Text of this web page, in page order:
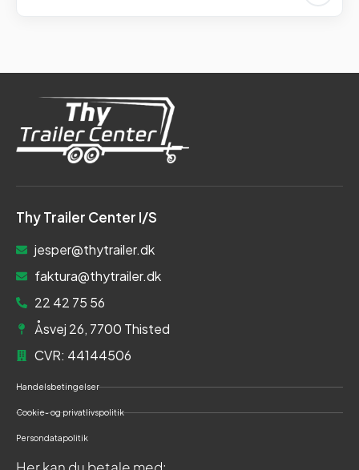
Thy Trailer Center I/S
jesper@thytrailer.dk
faktura@thytrailer.dk
22 42 75 56
Åsvej 26, 7700 Thisted
CVR: 44144506
Handelsbetingelser
Cookie- og privatlivspolitik
Persondatapolitik